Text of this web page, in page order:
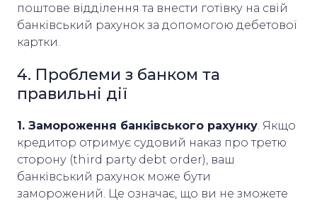
поштове відділення та внести готівку на свій
банківський рахунок за допомогою дебетової
картки.
4. Проблеми з банком та
правильні дії
1. Замороження банківського рахунку . Якщо
кредитор отримує судовий наказ про третю
сторону (third party debt order), ваш
банківський рахунок може бути
заморожений. Це означає, що ви не зможете